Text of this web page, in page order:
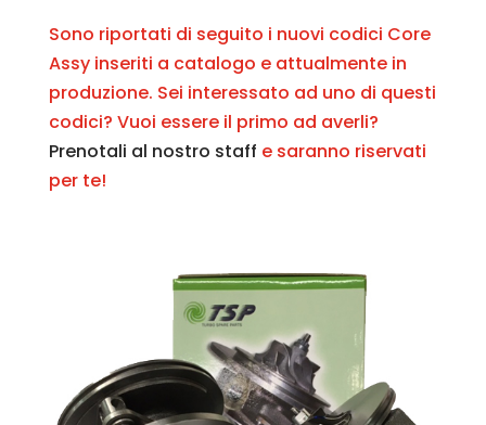
Sono riportati di seguito i nuovi codici Core
Assy inseriti a catalogo e attualmente in
produzione. Sei interessato ad uno di questi
codici? Vuoi essere il primo ad averli?
Prenotali al nostro staff e saranno riservati
per te!